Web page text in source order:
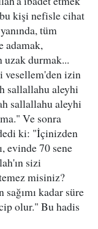
kişi nefisle cihat
tüm
adamak,
uzak durmak...
vesellem'den izin
sallallahu aleyhi
sallallahu aleyhi
Ve sonra
ki: "İçinizden
evinde 70 sene
sizi
misiniz?
kadar süre
olur." Bu hadis